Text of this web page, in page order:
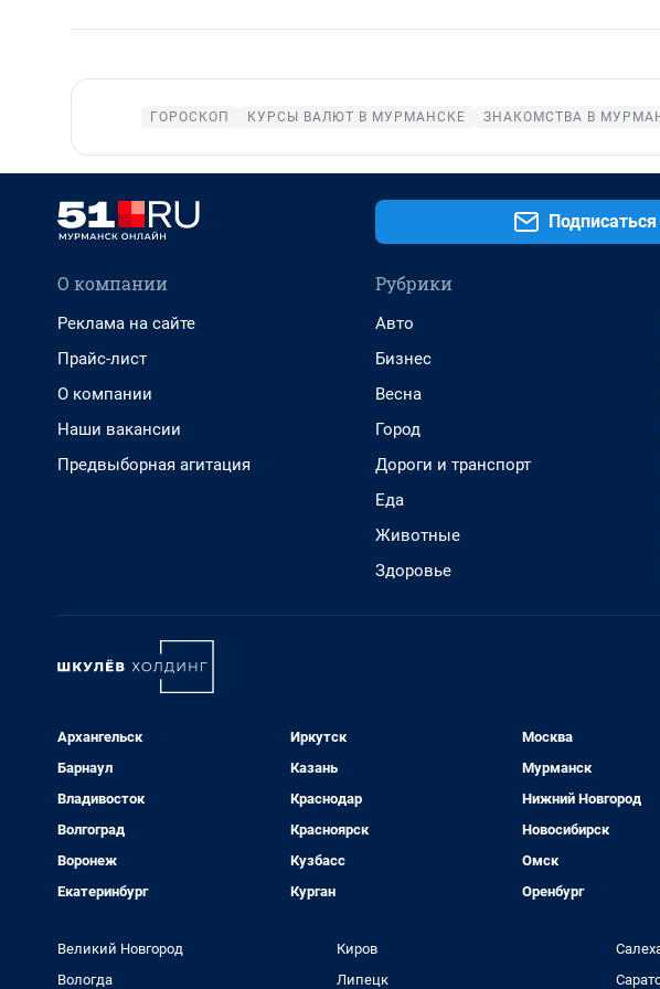
ГОРОСКОП КУРСЫ ВАЛЮТ В МУРМАНСКЕ ЗНАКОМСТВА В
О компании
Реклама на сайте
Прайс-лист
О компании
Наши вакансии
Предвыборная агитация
Рубрики
Авто
Бизнес
Весна
Город
Дороги и транспорт
Еда
Животные
Здоровье
Архангельск
Барнаул
Владивосток
Волгоград
Воронеж
Екатеринбург
Иркутск
Казань
Краснодар
Красноярск
Кузбасс
Курган
Москва
Мурманск
Нижний Новгород
Новосибирск
Омск
Оренбург
Великий Новгород
Вологда
Киров
Липецк